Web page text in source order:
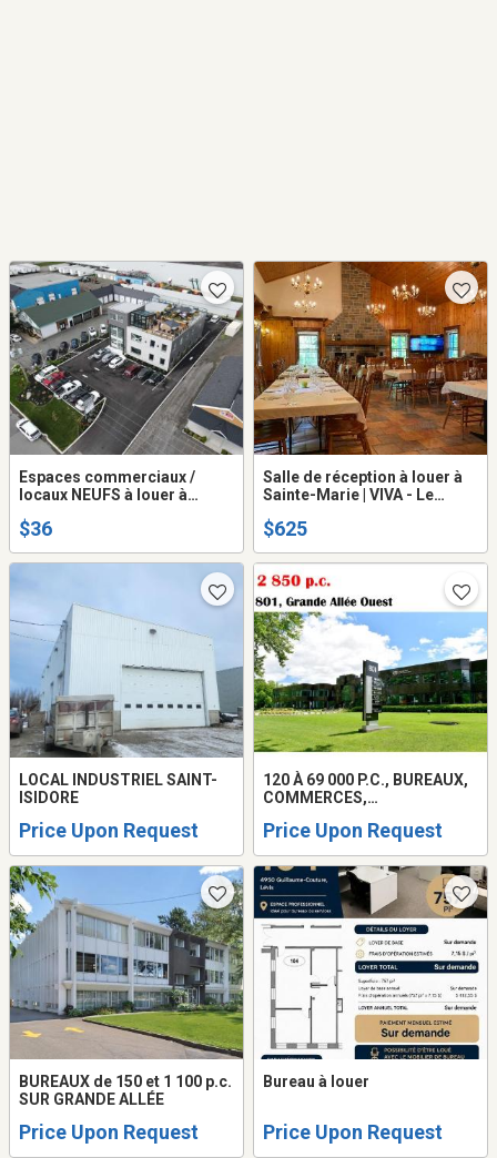
Espaces commerciaux /
locaux NEUFS à louer à
$36
Salle de réception à louer à
Sainte-Marie | VIVA - Le
$625
LOCAL INDUSTRIEL SAINT-
ISIDORE
Price Upon Request
120 À 69 000 P.C., BUREAUX,
COMMERCES,
Price Upon Request
BUREAUX de 150 et 1 100 p.c.
SUR GRANDE ALLÉE
Price Upon Request
Bureau à louer
Price Upon Request